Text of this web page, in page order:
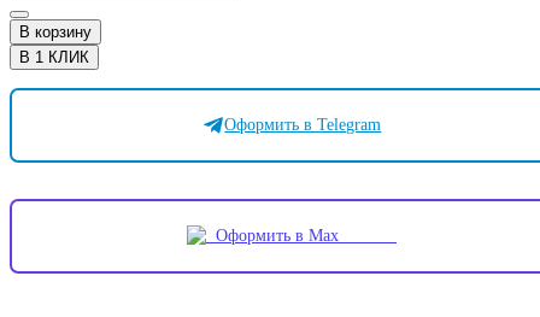
В корзину
В 1 КЛИК
Оформить в Telegram
Оформить в Max